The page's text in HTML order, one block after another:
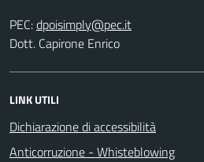
PEC:
Dott. Capirone Enrico
LINK UTILI
Dichiarazione di accessibilità
Anticorruzione - Whisteblowing